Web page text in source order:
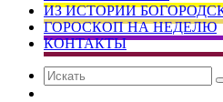
ИЗ ИСТОРИИ
ГОРОСКОП НА НЕДЕЛЮ
КОНТАКТЫ